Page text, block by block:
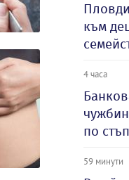
към
4 часа
по
59 минути